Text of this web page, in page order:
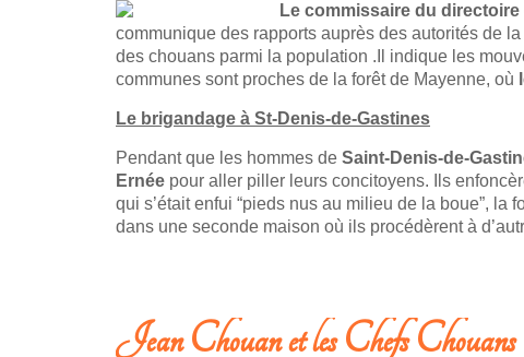
Le commissaire du
communique des rapports auprès des autorités de
des chouans parmi la population .Il indique les
communes sont proches de la forêt de Mayenne, où
Le brigandage à St-Denis-de-Gastines
Pendant que les hommes de Saint-Denis-de-
Ernée pour aller piller leurs concitoyens. Ils
qui s’était enfui “pieds nus au milieu de la boue”, la
dans une seconde maison où ils procédèrent à
Jean Chouan et les Chefs Chouans